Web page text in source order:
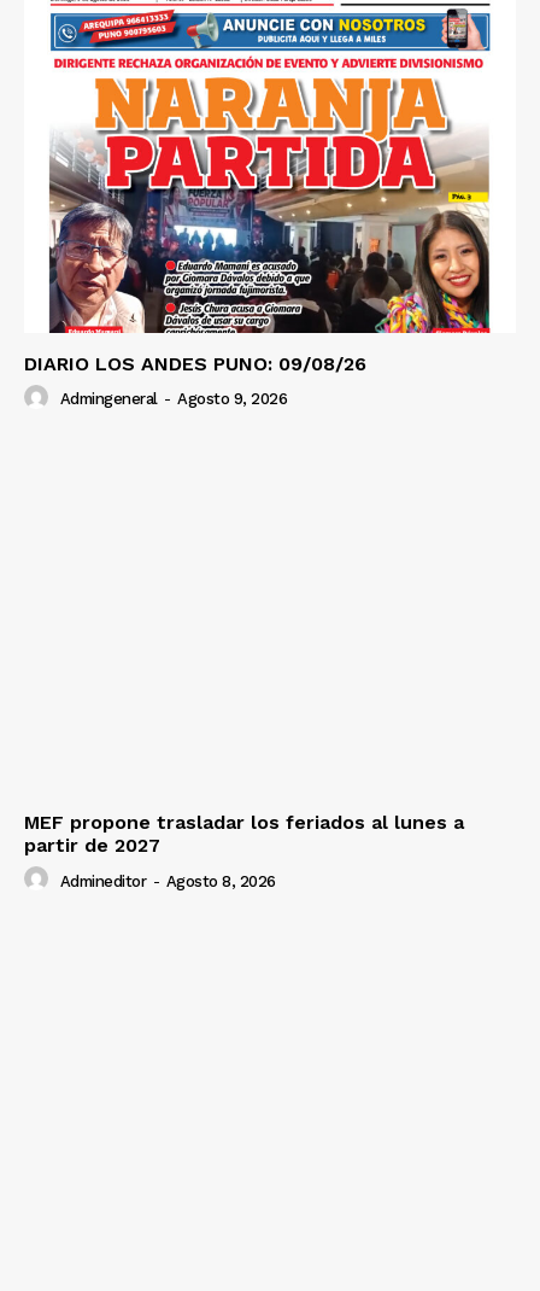
DIARIO LOS ANDES PUNO: 09/08/26
Admingeneral - Agosto 9, 2026
MEF propone trasladar los feriados al lunes a
partir de 2027
Admineditor - Agosto 8, 2026